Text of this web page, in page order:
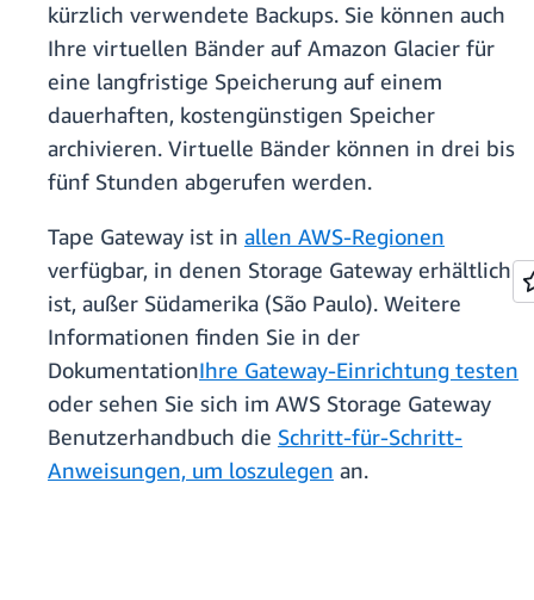
kürzlich verwendete Backups. Sie können auch
Ihre virtuellen Bänder auf Amazon Glacier für
eine langfristige Speicherung auf einem
dauerhaften, kostengünstigen Speicher
archivieren. Virtuelle Bänder können in drei bis
fünf Stunden abgerufen werden.
Tape Gateway ist in allen AWS-Regionen
verfügbar, in denen Storage Gateway erhältlich
ist, außer Südamerika (São Paulo). Weitere
Informationen finden Sie in der
DokumentationIhre Gateway-Einrichtung testen
oder sehen Sie sich im AWS Storage Gateway
Benutzerhandbuch die Schritt-für-Schritt-
Anweisungen, um loszulegen an.